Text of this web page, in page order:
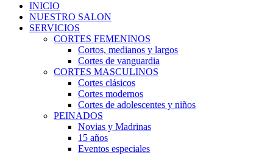
INICIO
NUESTRO SALON
SERVICIOS
CORTES FEMENINOS
Cortos, medianos y largos
Cortes de vanguardia
CORTES MASCULINOS
Cortes clásicos
Cortes modernos
Cortes de adolescentes y niños
PEINADOS
Novias y Madrinas
15 años
Eventos especiales